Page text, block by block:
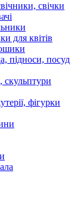
свічки
для квітів
підноси, посуд
скульптури
фігурки